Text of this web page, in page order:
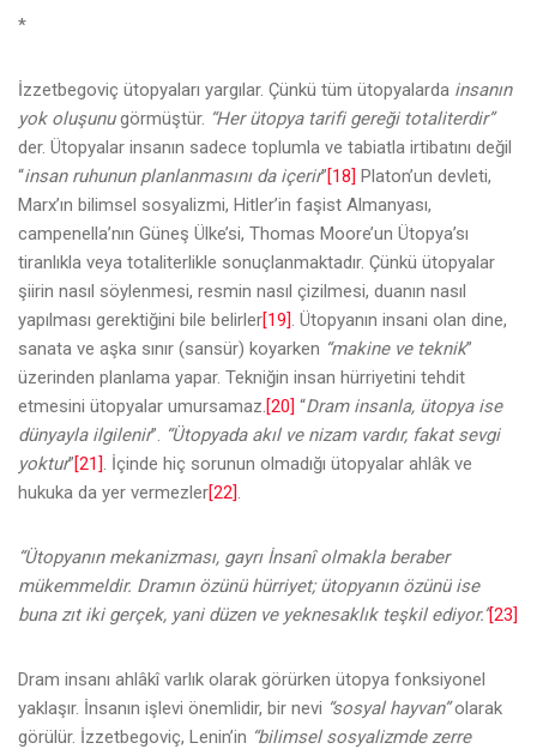
*
İzzetbegoviç ütopyaları yargılar. Çünkü tüm ütopyalarda insanın
yok oluşunugörmüştür. “Her ütopya tarifi gereği totaliterdir”
der. Ütopyalar insanın sadece toplumla ve tabiatla irtibatını değil
“insan ruhunun planlanmasını da içerir”[18] Platon’un devleti,
Marx’ın bilimsel sosyalizmi, Hitler’in faşist Almanyası,
campenella’nın Güneş Ülke’si, Thomas Moore’un Ütopya’sı
tiranlıkla veya totaliterlikle sonuçlanmaktadır. Çünkü ütopyalar
şiirin nasıl söylenmesi, resmin nasıl çizilmesi, duanın nasıl
yapılması gerektiğini bile belirler[19] . Ütopyanın insani olan dine,
sanata ve aşka sınır (sansür) koyarken “makine ve teknik”
üzerinden planlama yapar. Tekniğin insan hürriyetini tehdit
etmesini ütopyalar umursamaz. [20] “Dram insanla, ütopya ise
dünyayla ilgilenir”.
“Ütopyada akıl ve nizam vardır, fakat sevgi
yoktur”[21] . İçinde hiç sorunun olmadığı ütopyalar ahlâk ve
hukuka da yer vermezler[22]
“Ütopyanın mekanizması, gayrı İnsanî olmakla beraber
mükemmeldir. Dramın özünü hürriyet; ütopyanın özünü ise
buna zıt iki gerçek, yani düzen ve yeknesaklık teşkil ediyor.”[23]
Dram insanı ahlâkî varlık olarak görürken ütopya fonksiyonel
yaklaşır. İnsanın işlevi önemlidir, bir nevi “sosyal hayvan”olarak
görülür. İzzetbegoviç, Lenin’in “bilimsel sosyalizmde zerre